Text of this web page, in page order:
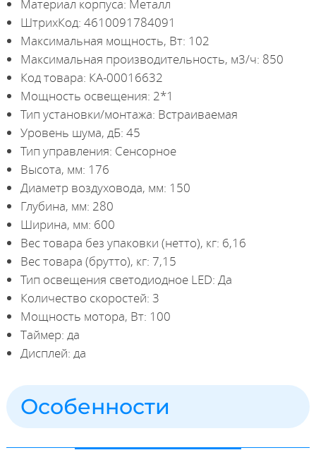
Материал корпуса: Металл
ШтрихКод: 4610091784091
Максимальная мощность, Вт: 102
Максимальная производительность, м3/ч: 850
Код товара: КА-00016632
Мощность освещения: 2*1
Тип установки/монтажа: Встраиваемая
Уровень шума, дБ: 45
Тип управления: Сенсорное
Высота, мм: 176
Диаметр воздуховода, мм: 150
Глубина, мм: 280
Ширина, мм: 600
Вес товара без упаковки (нетто), кг: 6,16
Вес товара (брутто), кг: 7,15
Тип освещения светодиодное LED: Да
Количество скоростей: 3
Мощность мотора, Вт: 100
Таймер: да
Дисплей: да
Особенности